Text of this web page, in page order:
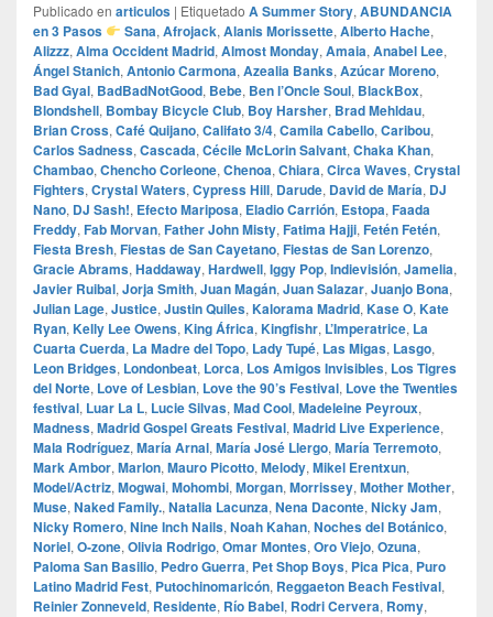
Publicado en articulos | Etiquetado A Summer Story, ABUNDANCIA
en 3 Pasos
Sana, Afrojack, Alanis Morissette, Alberto Hache,
Alizzz, Alma Occident Madrid, Almost Monday, Amaia, Anabel Lee,
Ángel Stanich, Antonio Carmona, Azealia Banks, Azúcar Moreno,
Bad Gyal, BadBadNotGood, Bebe, Ben l’Oncle Soul, BlackBox,
Blondshell, Bombay Bicycle Club, Boy Harsher, Brad Mehldau,
Brian Cross, Café Quijano, Califato 3/4, Camila Cabello, Caribou,
Carlos Sadness, Cascada, Cécile McLorin Salvant, Chaka Khan,
Chambao, Chencho Corleone, Chenoa, Chiara, Circa Waves, Crystal
Fighters, Crystal Waters, Cypress Hill, Darude, David de María, DJ
Nano, DJ Sash!, Efecto Mariposa, Eladio Carrión, Estopa, Faada
Freddy, Fab Morvan, Father John Misty, Fatima Hajji, Fetén Fetén,
Fiesta Bresh, Fiestas de San Cayetano, Fiestas de San Lorenzo,
Gracie Abrams, Haddaway, Hardwell, Iggy Pop, Indievisión, Jamelia,
Javier Ruibal, Jorja Smith, Juan Magán, Juan Salazar, Juanjo Bona,
Julian Lage, Justice, Justin Quiles, Kalorama Madrid, Kase O, Kate
Ryan, Kelly Lee Owens, King África, Kingfishr, L’Imperatrice, La
Cuarta Cuerda, La Madre del Topo, Lady Tupé, Las Migas, Lasgo,
Leon Bridges, Londonbeat, Lorca, Los Amigos Invisibles, Los Tigres
del Norte, Love of Lesbian, Love the 90’s Festival, Love the Twenties
festival, Luar La L, Lucie Silvas, Mad Cool, Madeleine Peyroux,
Madness, Madrid Gospel Greats Festival, Madrid Live Experience,
Mala Rodríguez, María Arnal, María José Llergo, María Terremoto,
Mark Ambor, Marlon, Mauro Picotto, Melody, Mikel Erentxun,
Model/Actriz, Mogwai, Mohombi, Morgan, Morrissey, Mother Mother,
Muse, Naked Family., Natalia Lacunza, Nena Daconte, Nicky Jam,
Nicky Romero, Nine Inch Nails, Noah Kahan, Noches del Botánico,
Noriel, O‑zone, Olivia Rodrigo, Omar Montes, Oro Viejo, Ozuna,
Paloma San Basilio, Pedro Guerra, Pet Shop Boys, Pica Pica, Puro
Latino Madrid Fest, Putochinomaricón, Reggaeton Beach Festival,
Reinier Zonneveld, Residente, Río Babel, Rodri Cervera, Romy,